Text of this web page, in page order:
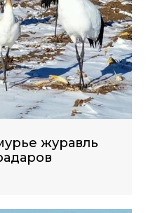
журавль